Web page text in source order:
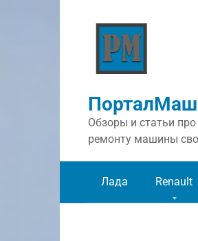
Обзоры и статьи
ремонту машины
Лада Renault